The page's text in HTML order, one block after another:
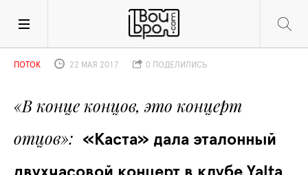
«В конце концов, это концерт
отцов»
«Каста» дала эталонный
ПОТОК 22 МАЯ 2017 0 ПОДЕЛИЛИСЬ